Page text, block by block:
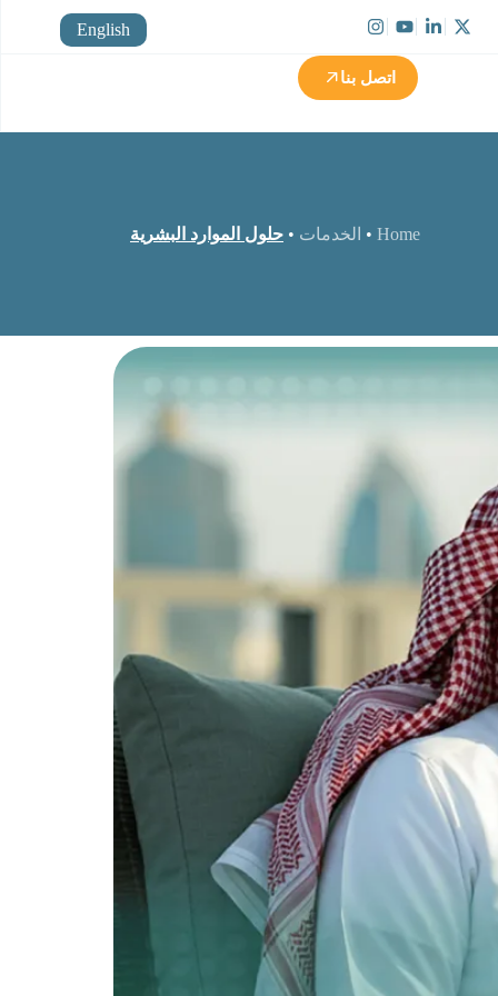
English
اتصل بنا
Home
• الخدمات • حلول الموارد البشرية